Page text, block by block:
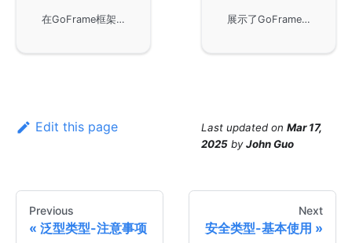
在GoFrame框架中使用gtype模块实现并发安全的基本类型操作。通过示例代码展示了如何创建和操作线程安全的基本类型，如整数类型的增减操作，以及gtype容器类型的JSON序列化和反序列化功能，帮助开发者便捷地管理数据。 展示了GoFrame框架中gtype包的安全类型性能基准测试结果，通过详细测试数据对比，分析不同数据类型的方法执行效率，为Go语言的开发者提供参考，提高并发编程中的数据处理能力。
Edit this page Last updated on Mar 17,
2025 byJohn Guo
Previous
泛型类型-注意事项
Next
安全类型-基本使用